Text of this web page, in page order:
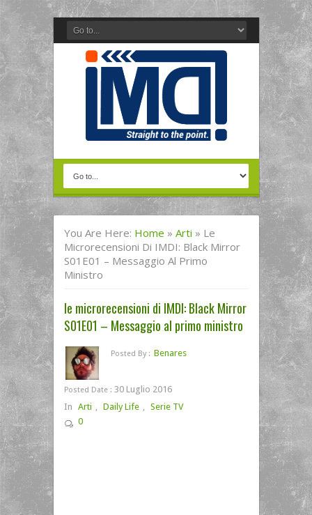
You Are Here: Home » Arti » Le
Microrecensioni Di IMDI: Black Mirror
S01E01 – Messaggio Al Primo
Ministro
le microrecensioni di IMDI: Black Mirror
S01E01 – Messaggio al primo ministro
Posted By : Benares
Posted Date : 30 Luglio 2016
In Arti , Daily Life , Serie TV
0